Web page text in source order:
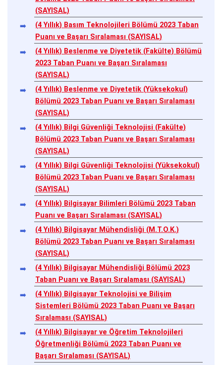
(SAYISAL)
(4 Yıllık) Basım Teknolojileri Bölümü 2023 Taban
Puanı ve Başarı Sıralaması (SAYISAL)
(4 Yıllık) Beslenme ve Diyetetik (Fakülte) Bölümü
2023 Taban Puanı ve Başarı Sıralaması
(SAYISAL)
(4 Yıllık) Beslenme ve Diyetetik (Yüksekokul)
Bölümü 2023 Taban Puanı ve Başarı Sıralaması
(SAYISAL)
(4 Yıllık) Bilgi Güvenliği Teknolojisi (Fakülte)
Bölümü 2023 Taban Puanı ve Başarı Sıralaması
(SAYISAL)
(4 Yıllık) Bilgi Güvenliği Teknolojisi (Yüksekokul)
Bölümü 2023 Taban Puanı ve Başarı Sıralaması
(SAYISAL)
(4 Yıllık) Bilgisayar Bilimleri Bölümü 2023 Taban
Puanı ve Başarı Sıralaması (SAYISAL)
(4 Yıllık) Bilgisayar Mühendisliği (M.T.O.K.)
Bölümü 2023 Taban Puanı ve Başarı Sıralaması
(SAYISAL)
(4 Yıllık) Bilgisayar Mühendisliği Bölümü 2023
Taban Puanı ve Başarı Sıralaması (SAYISAL)
(4 Yıllık) Bilgisayar Teknolojisi ve Bilişim
Sistemleri Bölümü 2023 Taban Puanı ve Başarı
Sıralaması (SAYISAL)
(4 Yıllık) Bilgisayar ve Öğretim Teknolojileri
Öğretmenliği Bölümü 2023 Taban Puanı ve
Başarı Sıralaması (SAYISAL)